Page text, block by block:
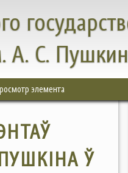
А. С.
элемента
Ў